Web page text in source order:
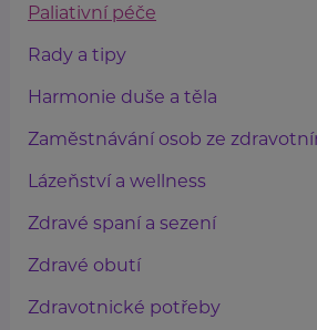
Paliativní péče
Rady a tipy
Harmonie duše a těla
Zaměstnávání osob ze
Lázeňství a wellness
Zdravé spaní a sezení
Zdravé obutí
Zdravotnické potřeby